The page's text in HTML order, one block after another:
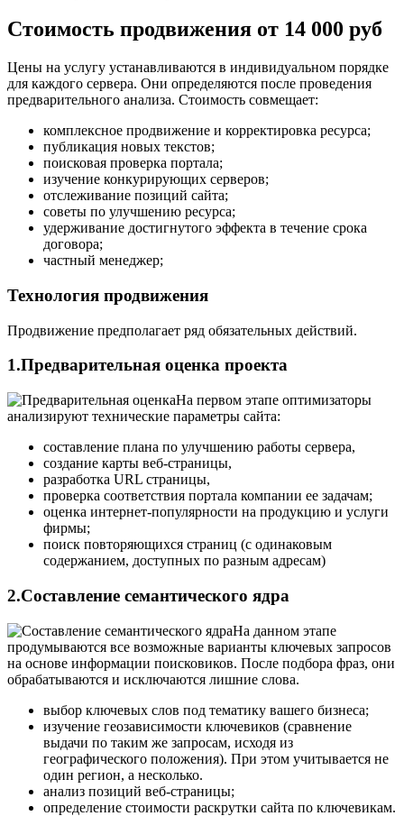
Стоимость продвижения от 14 000 руб
Цены на услугу устанавливаются в индивидуальном порядке
для каждого сервера. Они определяются после проведения
предварительного анализа. Стоимость совмещает:
комплексное продвижение и корректировка ресурса;
публикация новых текстов;
поисковая проверка портала;
изучение конкурирующих серверов;
отслеживание позиций сайта;
советы по улучшению ресурса;
удерживание достигнутого эффекта в течение срока
договора;
частный менеджер;
Технология продвижения
Продвижение предполагает ряд обязательных действий.
1.Предварительная оценка проекта
На первом этапе оптимизаторы
анализируют технические параметры сайта:
составление плана по улучшению работы сервера,
создание карты веб-страницы,
разработка URL страницы,
проверка соответствия портала компании ее задачам;
оценка интернет-популярности на продукцию и услуги
фирмы;
поиск повторяющихся страниц (с одинаковым
содержанием, доступных по разным адресам)
2.Составление семантического ядра
На данном этапе
продумываются все возможные варианты ключевых запросов
на основе информации поисковиков. После подбора фраз, они
обрабатываются и исключаются лишние слова.
выбор ключевых слов под тематику вашего бизнеса;
изучение геозависимости ключевиков (сравнение
выдачи по таким же запросам, исходя из
географического положения). При этом учитывается не
один регион, а несколько.
анализ позиций веб-страницы;
определение стоимости раскрутки сайта по ключевикам.